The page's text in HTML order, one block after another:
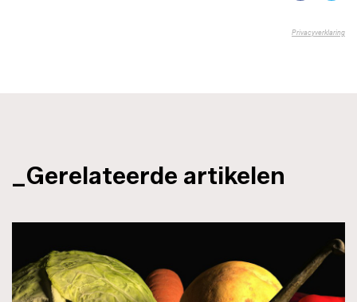
_Gerelateerde artikelen